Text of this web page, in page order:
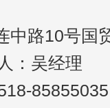
中路10号国
：吴经理
85855035